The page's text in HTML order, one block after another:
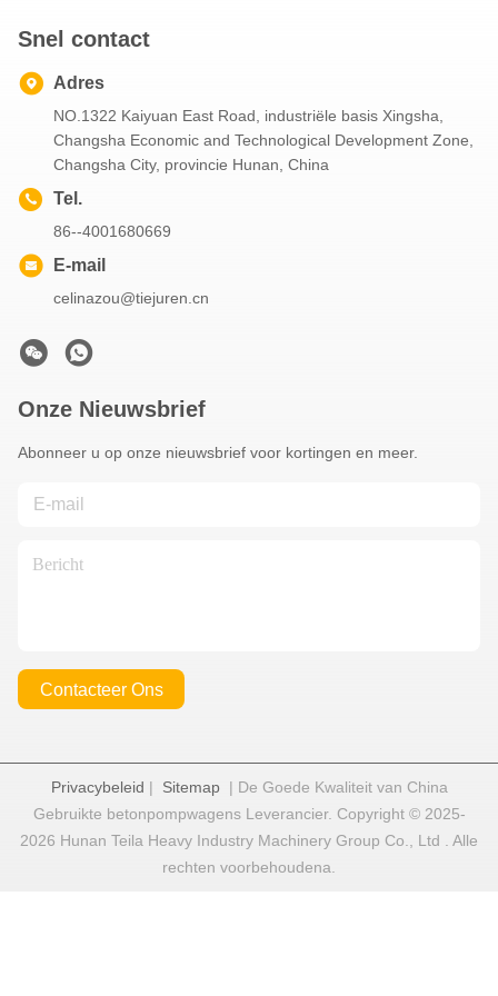
Snel contact
Adres
NO.1322 Kaiyuan East Road, industriële basis Xingsha,
Changsha Economic and Technological Development Zone,
Changsha City, provincie Hunan, China
Tel.
86--4001680669
E-mail
celinazou@tiejuren.cn
Onze Nieuwsbrief
Abonneer u op onze nieuwsbrief voor kortingen en meer.
Contacteer Ons
Privacybeleid | Sitemap| De Goede Kwaliteit van China
Gebruikte betonpompwagens Leverancier. Copyright © 2025-
2026 Hunan Teila Heavy Industry Machinery Group Co., Ltd . Alle
rechten voorbehoudena.